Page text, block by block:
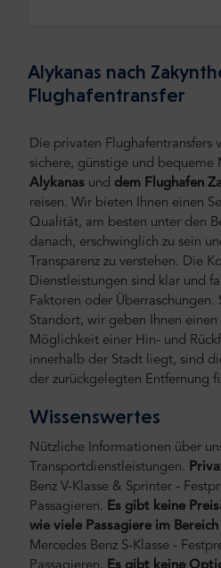
Alykanas nach
Flughafentransfer
Die privaten Flughafentransfers
sichere, günstige und bequeme
Alykanas und dem Flughafen
reisen. Wir bieten Ihnen einen
Qualität, am besten unter den
danach, erschwinglich zu sein
Transparenz zu verstehen. Die
Dienstleistungen sind klar und
Faktoren oder Überraschungen.
Standort, wir geben Ihnen einen
Möglichkeit einer Hin- und
innerhalb der Stadt liegt, sind
der zurückgelegten Entfernung
Wissenswertes
Nützliche Informationen über
Transportdienstleistungen.
Benz V-Klasse & Sprinter -
Passagieren. Es gibt keine
wie viele Passagiere im Bereich
Mercedes Benz S-Klasse -